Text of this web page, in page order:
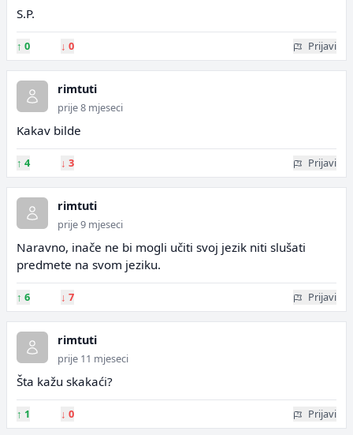
S.P.
↑ 0 ↓ 0 Prijavi
rimtuti
prije 8 mjeseci
Kakav bilde
↑ 4 ↓ 3 Prijavi
rimtuti
prije 9 mjeseci
Naravno, inače ne bi mogli učiti svoj jezik niti slušati
predmete na svom jeziku.
↑ 6 ↓ 7 Prijavi
rimtuti
prije 11 mjeseci
Šta kažu skakaći?
↑ 1 ↓ 0 Prijavi